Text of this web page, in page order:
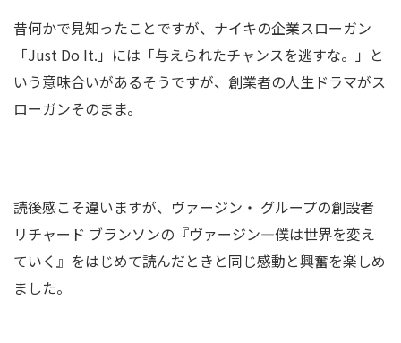
昔何かで見知ったことですが、ナイキの企業スローガン
「Just Do It.」には「与えられたチャンスを逃すな。」と
いう意味合いがあるそうですが、創業者の人生ドラマがス
ローガンそのまま。
読後感こそ違いますが、ヴァージン・ グループの創設者
リチャード ブランソンの『ヴァージン―僕は世界を変え
ていく』をはじめて読んだときと同じ感動と興奮を楽しめ
ました。